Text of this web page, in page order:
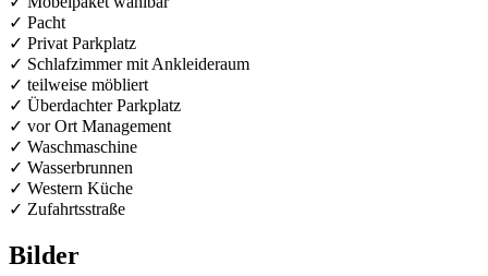
✓ Pacht
✓ Privat Parkplatz
✓ Schlafzimmer mit Ankleideraum
✓ teilweise möbliert
✓ Überdachter Parkplatz
✓ vor Ort Management
✓ Waschmaschine
✓ Wasserbrunnen
✓ Western Küche
✓ Zufahrtsstraße
Bilder